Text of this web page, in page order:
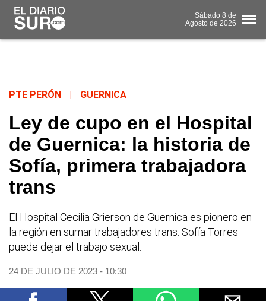
Sábado 8 de
Agosto de 2026
PTE PERÓN GUERNICA
Ley de cupo en el Hospital
de Guernica: la historia de
Sofía, primera trabajadora
trans
El Hospital Cecilia Grierson de Guernica es pionero en
la región en sumar trabajadores trans. Sofía Torres
puede dejar el trabajo sexual.
24 DE JULIO DE 2023 - 10:30